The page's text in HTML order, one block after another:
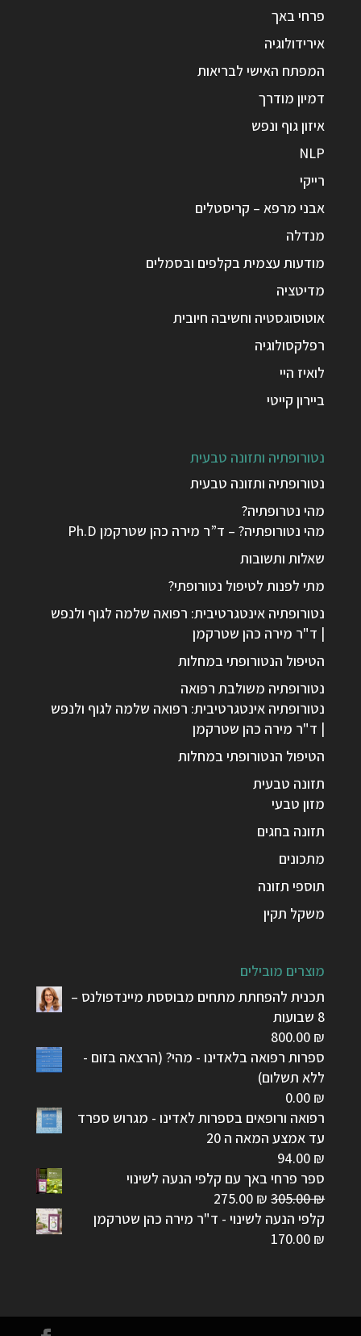
פרחי באך
אירידולוגיה
המפתח האישי לבריאות
דמיון מודרך
איזון גוף ונפש
NLP
רייקי
אבני מרפא – קריסטלים
מנדלה
מודעות עצמית בקלפים ובסמלים
מדיטציה
אוטוסוגסטיה וחשיבה חיובית
רפלקסולוגיה
לואיז היי
ביירון קייטי
נטורופתיה ותזונה טבעית
נטורופתיה ותזונה טבעית
מהי נטרופתיה?
מהי נטורופתיה? – ד”ר מירה כהן שטרקמן Ph.D
שאלות ותשובות
מתי לפנות לטיפול נטורופתי?
נטורופתיה אינטגרטיבית: רפואה שלמה לגוף ולנפש
| ד"ר מירה כהן שטרקמן
הטיפול הנטורופתי במחלות
נטורופתיה משולבת רפואה
נטורופתיה אינטגרטיבית: רפואה שלמה לגוף ולנפש
| ד"ר מירה כהן שטרקמן
הטיפול הנטורופתי במחלות
תזונה טבעית
מזון טבעי
תזונה בחגים
מתכונים
תוספי תזונה
משקל תקין
מוצרים מובילים
תכנית להפחתת מתחים מבוססת מיינדפולנס –
8 שבועות
800.00 ₪
ספרות רפואה בלאדינו - מהי? (הרצאה בזום -
ללא תשלום)
0.00 ₪
רפואה ורופאים בספרות לאדינו - מגרוש ספרד
עד אמצע המאה ה 20
94.00 ₪
ספר פרחי באך עם קלפי הנעה לשינוי
305.00₪
המחיר
המקורי
275.00 ₪
המחיר
הנוכחי
קלפי הנעה לשינוי - ד"ר מירה כהן שטרקמן
170.00 ₪